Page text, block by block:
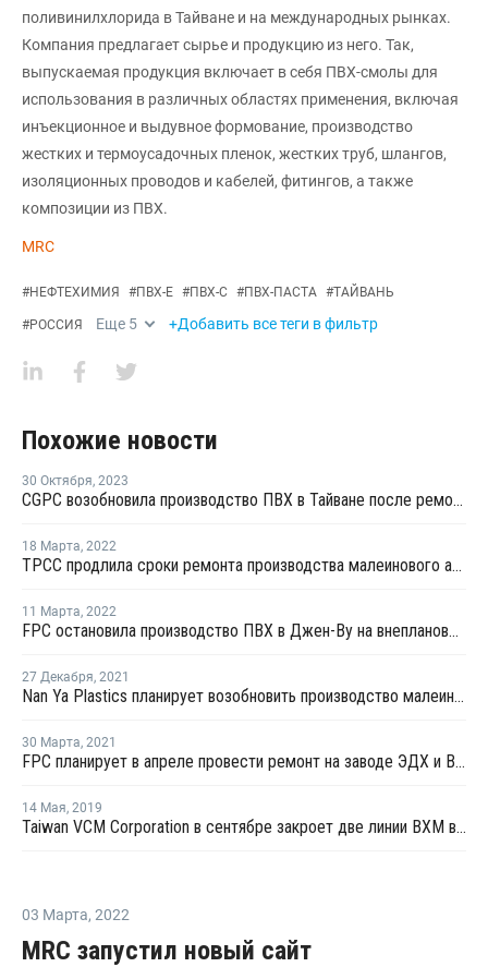
поливинилхлорида в Тайване и на международных рынках.
Компания предлагает сырье и продукцию из него. Так,
выпускаемая продукция включает в себя ПВХ-смолы для
использования в различных областях применения, включая
инъекционное и выдувное формование, производство
жестких и термоусадочных пленок, жестких труб, шлангов,
изоляционных проводов и кабелей, фитингов, а также
композиции из ПВХ.
MRC
#НЕФТЕХИМИЯ #ПВХ-Е #ПВХ-С #ПВХ-ПАСТА #ТАЙВАНЬ
#РОССИЯ Еще 5 +Добавить все теги в фильтр
Похожие новости
30 Октября, 2023
CGPC возобновила производство ПВХ в Тайване после ремонта
18 Марта, 2022
TPCC продлила сроки ремонта производства малеинового ангидрида в Тайване
11 Марта, 2022
FPC остановила производство ПВХ в Джен-Ву на внеплановый ремонт
27 Декабря, 2021
Nan Ya Plastics планирует возобновить производство малеинового ангидрида на Тайване
30 Марта, 2021
FPC планирует в апреле провести ремонт на заводе ЭДХ и ВХМ на Тайване
14 Мая, 2019
Taiwan VCM Corporation в сентябре закроет две линии ВХМ в Гаосюне на плановый ремонт
03 Марта, 2022
MRC запустил новый сайт